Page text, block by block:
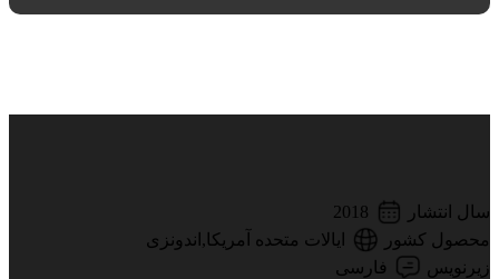
سال انتشار
2018
محصول کشور
ایالات متحده آمریکا,اندونزی
زیرنویس
فارسی